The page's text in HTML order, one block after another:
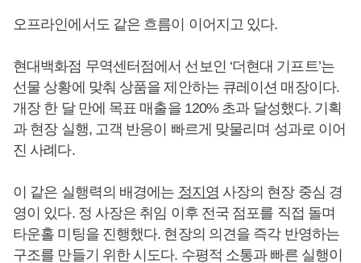
오프라인에서도 같은 흐름이 이어지고 있다.
현대백화점 무역센터점에서 선보인 ‘더현대 기프트’는
선물 상황에 맞춰 상품을 제안하는 큐레이션 매장이다.
개장 한 달 만에 목표 매출을 120% 초과 달성했다. 기획
과 현장 실행, 고객 반응이 빠르게 맞물리며 성과로 이어
진 사례다.
이 같은 실행력의 배경에는 정지영 사장의 현장 중심 경
영이 있다. 정 사장은 취임 이후 전국 점포를 직접 돌며
타운홀 미팅을 진행했다. 현장의 의견을 즉각 반영하는
구조를 만들기 위한 시도다. 수평적 소통과 빠른 실행이